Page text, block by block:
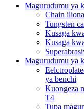
Magurudumu ya
Chain
Tungsten
Kusaga
Kusaga
Magurudumu ya
ya benchi
Kuongeza
T4
Tupa